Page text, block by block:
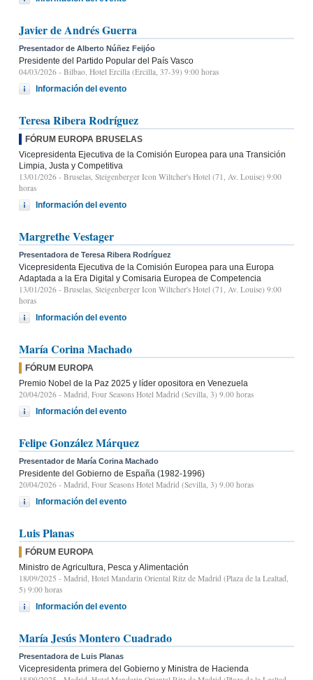
Javier de Andrés Guerra
Presentador de Alberto Núñez Feijóo
Presidente del Partido Popular del País Vasco
04/03/2026 - Bilbao, Hotel Ercilla (Ercilla, 37-39) 9:00 horas
Información del evento
Teresa Ribera Rodríguez
FÓRUM EUROPA BRUSELAS
Vicepresidenta Ejecutiva de la Comisión Europea para una Transición
Limpia, Justa y Competitiva
13/01/2026 - Bruselas, Steigenberger Icon Wiltcher's Hotel (71, Av. Louise) 9:00
horas
Información del evento
Margrethe Vestager
Presentadora de Teresa Ribera Rodríguez
Vicepresidenta Ejecutiva de la Comisión Europea para una Europa
Adaptada a la Era Digital y Comisaria Europea de Competencia
13/01/2026 - Bruselas, Steigenberger Icon Wiltcher's Hotel (71, Av. Louise) 9:00
horas
Información del evento
María Corina Machado
FÓRUM EUROPA
Premio Nobel de la Paz 2025 y líder opositora en Venezuela
20/04/2026 - Madrid, Four Seasons Hotel Madrid (Sevilla, 3) 9.00 horas
Información del evento
Felipe González Márquez
Presentador de María Corina Machado
Presidente del Gobierno de España (1982-1996)
20/04/2026 - Madrid, Four Seasons Hotel Madrid (Sevilla, 3) 9.00 horas
Información del evento
Luis Planas
FÓRUM EUROPA
Ministro de Agricultura, Pesca y Alimentación
18/09/2025 - Madrid, Hotel Mandarin Oriental Ritz de Madrid (Plaza de la Lealtad,
5) 9:00 horas
Información del evento
María Jesús Montero Cuadrado
Presentadora de Luis Planas
Vicepresidenta primera del Gobierno y Ministra de Hacienda